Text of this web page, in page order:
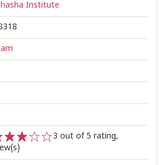
Institute
3
2
3 out of 5 rating,